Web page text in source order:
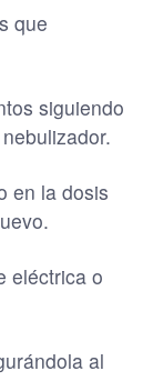
que
siguiendo
en la dosis
eléctrica o
al